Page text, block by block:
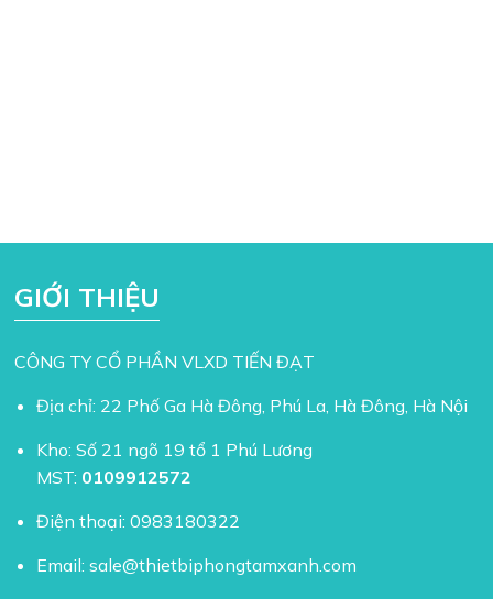
GIỚI THIỆU
CÔNG TY CỔ PHẦN VLXD TIẾN ĐẠT
Địa chỉ: 22 Phố Ga Hà Đông, Phú La, Hà Đông, Hà Nội
Kho: Số 21 ngõ 19 tổ 1 Phú Lương
MST: 0109912572
Điện thoại:0983180322
Email:sale@thietbiphongtamxanh.com